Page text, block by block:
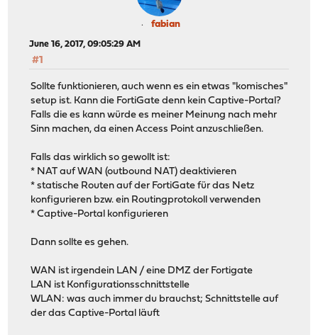
fabian
June 16, 2017, 09:05:29 AM
#1
Sollte funktionieren, auch wenn es ein etwas "komisches"
setup ist. Kann die FortiGate denn kein Captive-Portal?
Falls die es kann würde es meiner Meinung nach mehr
Sinn machen, da einen Access Point anzuschließen.
Falls das wirklich so gewollt ist:
* NAT auf WAN (outbound NAT) deaktivieren
* statische Routen auf der FortiGate für das Netz
konfigurieren bzw. ein Routingprotokoll verwenden
* Captive-Portal konfigurieren
Dann sollte es gehen.
WAN ist irgendein LAN / eine DMZ der Fortigate
LAN ist Konfigurationsschnittstelle
WLAN: was auch immer du brauchst; Schnittstelle auf
der das Captive-Portal läuft